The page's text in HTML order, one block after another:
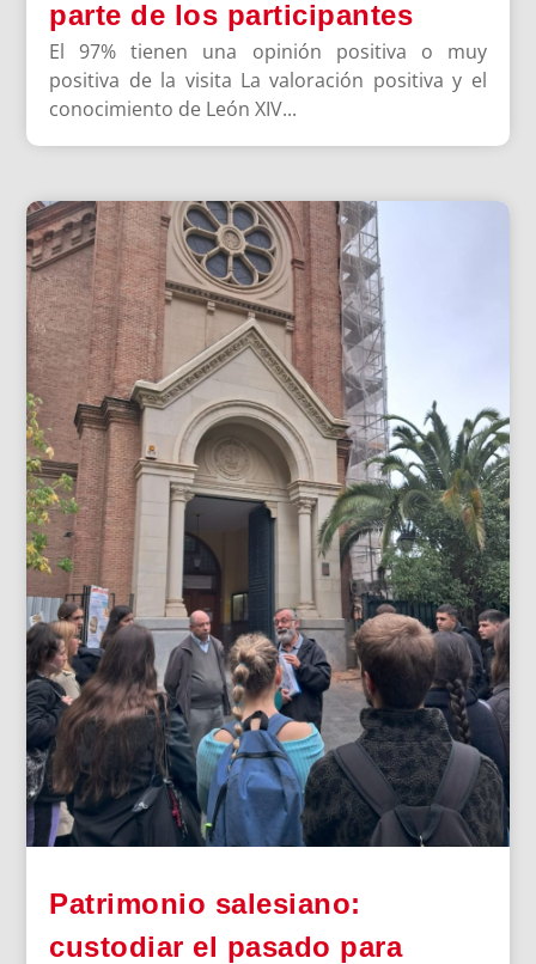
parte de los participantes
El 97% tienen una opinión positiva o muy
positiva de la visita La valoración positiva y el
conocimiento de León XIV...
Patrimonio salesiano:
custodiar el pasado para